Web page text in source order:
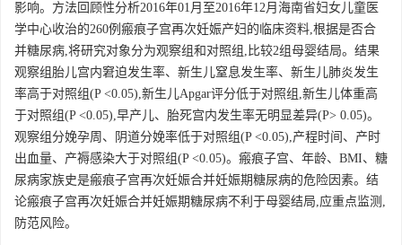
影响。方法回顾性分析2016年01月至2016年12月海南省妇女儿童医
学中心收治的260例瘢痕子宫再次妊娠产妇的临床资料,根据是否合
并糖尿病,将研究对象分为观察组和对照组,比较2组母婴结局。结果
观察组胎儿宫内窘迫发生率、新生儿窒息发生率、新生儿肺炎发生
率高于对照组(P <0.05),新生儿Apgar评分低于对照组,新生儿体重高
于对照组(P <0.05),早产儿、胎死宫内发生率无明显差异(P> 0.05)。
观察组分娩孕周、阴道分娩率低于对照组(P <0.05),产程时间、产时
出血量、产褥感染大于对照组(P <0.05)。瘢痕子宫、年龄、BMI、糖
尿病家族史是瘢痕子宫再次妊娠合并妊娠期糖尿病的危险因素。结
论瘢痕子宫再次妊娠合并妊娠期糖尿病不利于母婴结局,应重点监测,
防范风险。